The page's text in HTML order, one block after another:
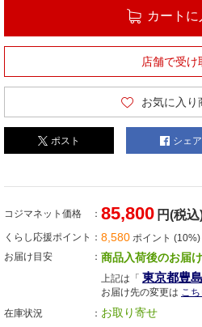
カートに
店舗で受け
お気に入り
ポスト シェア
コジマネット価格 85,800 円(税込
くらし応援ポイント 8,580 ポイント (10%)
お届け目安
商品入荷後のお届
上記は「 東京都豊
お届け先の変更は こち
在庫状況
お取り寄せ